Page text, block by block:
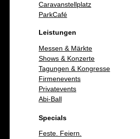
Caravanstellplatz
ParkCafé
Leistungen
Messen & Märkte
Shows & Konzerte
Tagungen & Kongresse
Firmenevents
Privatevents
Abi-Ball
Specials
Feste. Feiern.